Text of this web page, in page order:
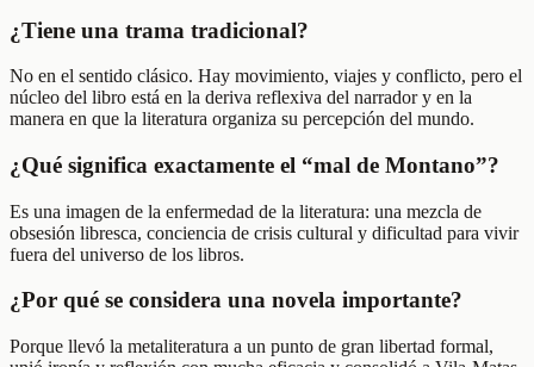
¿Tiene una trama tradicional?
No en el sentido clásico. Hay movimiento, viajes y conflicto, pero el
núcleo del libro está en la deriva reflexiva del narrador y en la
manera en que la literatura organiza su percepción del mundo.
¿Qué significa exactamente el “mal de Montano”?
Es una imagen de la enfermedad de la literatura: una mezcla de
obsesión libresca, conciencia de crisis cultural y dificultad para vivir
fuera del universo de los libros.
¿Por qué se considera una novela importante?
Porque llevó la metaliteratura a un punto de gran libertad formal,